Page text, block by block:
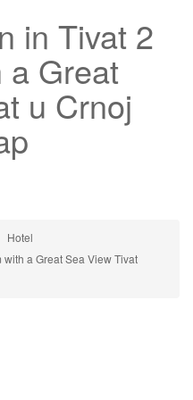
in Tivat 2
a Great
u Crnoj
Hotel
a Great Sea View Tivat